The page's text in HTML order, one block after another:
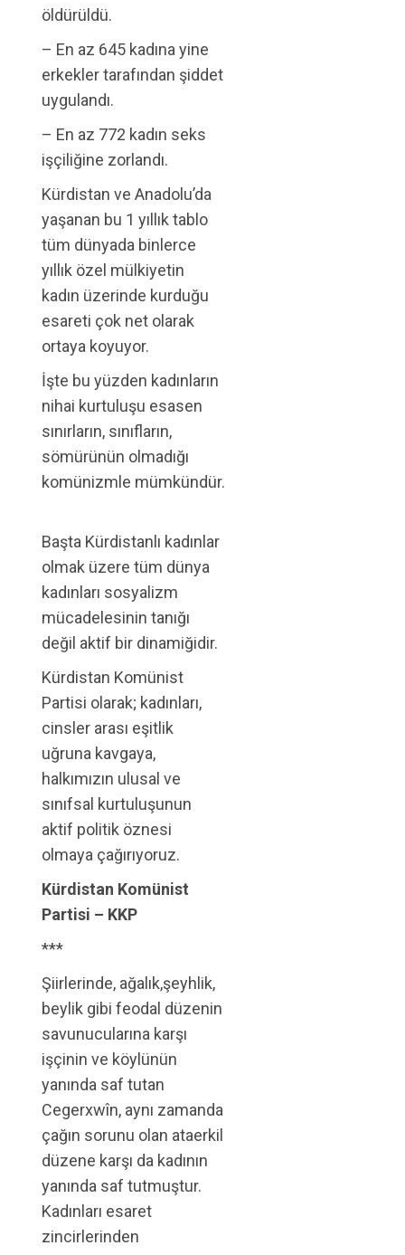
öldürüldü.
– En az 645 kadına yine
erkekler tarafından şiddet
uygulandı.
– En az 772 kadın seks
işçiliğine zorlandı.
Kürdistan ve Anadolu’da
yaşanan bu 1 yıllık tablo
tüm dünyada binlerce
yıllık özel mülkiyetin
kadın üzerinde kurduğu
esareti çok net olarak
ortaya koyuyor.
İşte bu yüzden kadınların
nihai kurtuluşu esasen
sınırların, sınıfların,
sömürünün olmadığı
komünizmle mümkündür.
Başta Kürdistanlı kadınlar
olmak üzere tüm dünya
kadınları sosyalizm
mücadelesinin tanığı
değil aktif bir dinamiğidir.
Kürdistan Komünist
Partisi olarak; kadınları,
cinsler arası eşitlik
uğruna kavgaya,
halkımızın ulusal ve
sınıfsal kurtuluşunun
aktif politik öznesi
olmaya çağırıyoruz.
Kürdistan Komünist
Partisi – KKP
***
Şiirlerinde, ağalık,şeyhlik,
beylik gibi feodal düzenin
savunucularına karşı
işçinin ve köylünün
yanında saf tutan
Cegerxwîn, aynı zamanda
çağın sorunu olan ataerkil
düzene karşı da kadının
yanında saf tutmuştur.
Kadınları esaret
zincirlerinden